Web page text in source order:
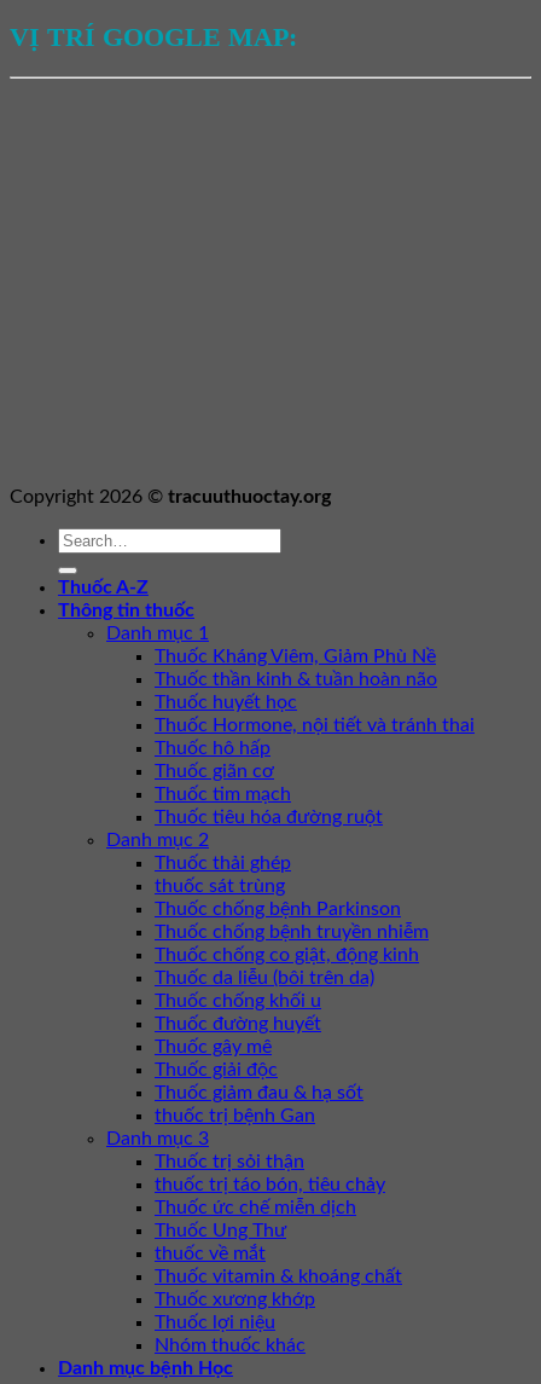
VỊ TRÍ GOOGLE MAP:
Copyright 2026 © tracuuthuoctay.org
Thuốc A-Z
Thông tin thuốc
Danh mục 1
Thuốc Kháng Viêm, Giảm Phù Nề
Thuốc thần kinh & tuần hoàn não
Thuốc huyết học
Thuốc Hormone, nội tiết và tránh thai
Thuốc hô hấp
Thuốc giãn cơ
Thuốc tim mạch
Thuốc tiêu hóa đường ruột
Danh mục 2
Thuốc thải ghép
thuốc sát trùng
Thuốc chống bệnh Parkinson
Thuốc chống bệnh truyền nhiễm
Thuốc chống co giật, động kinh
Thuốc da liễu (bôi trên da)
Thuốc chống khối u
Thuốc đường huyết
Thuốc gây mê
Thuốc giải độc
Thuốc giảm đau & hạ sốt
thuốc trị bệnh Gan
Danh mục 3
Thuốc trị sỏi thận
thuốc trị táo bón, tiêu chảy
Thuốc ức chế miễn dịch
Thuốc Ung Thư
thuốc về mắt
Thuốc vitamin & khoáng chất
Thuốc xương khớp
Thuốc lợi niệu
Nhóm thuốc khác
Danh mục bệnh Học